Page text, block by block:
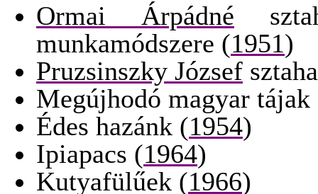
Ormai Árpádné
munkamódszere (1951)
Pruzsinszky József
Megújhodó magyar tájak
Édes hazánk (1954)
Ipiapacs (1964)
Kutyafülűek (1966)